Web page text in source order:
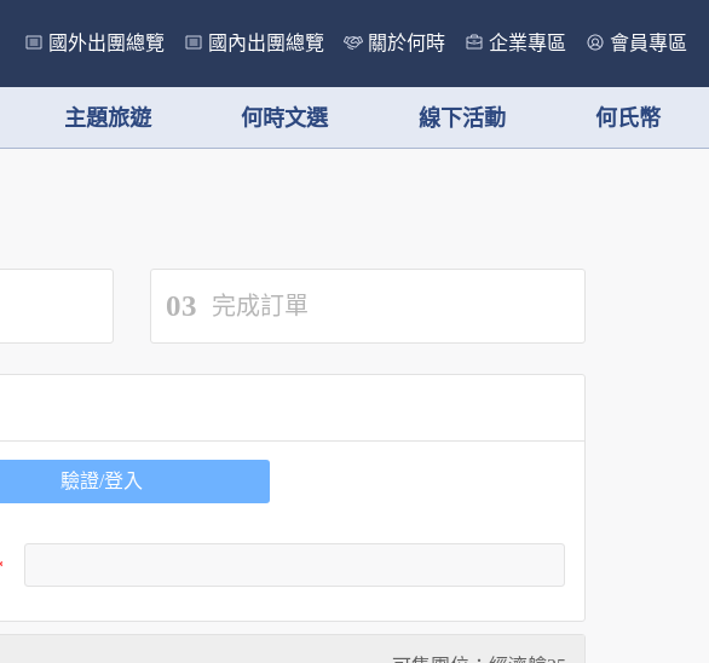
國外出團總覽 國內出團總覽 關於何時 企業專區 會員專區
主題旅遊 何時文選 線下活動 何氏幣
03 完成訂單
驗證/登入